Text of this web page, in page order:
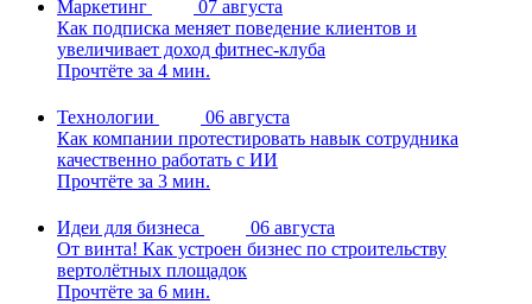
Маркетинг
07 августа
Как подписка меняет поведение клиентов и
увеличивает доход фитнес-клуба
Прочтёте за 4 мин.
Технологии
06 августа
Как компании протестировать навык сотрудника
качественно работать с ИИ
Прочтёте за 3 мин.
Идеи для бизнеса
06 августа
От винта! Как устроен бизнес по строительству
вертолётных площадок
Прочтёте за 6 мин.